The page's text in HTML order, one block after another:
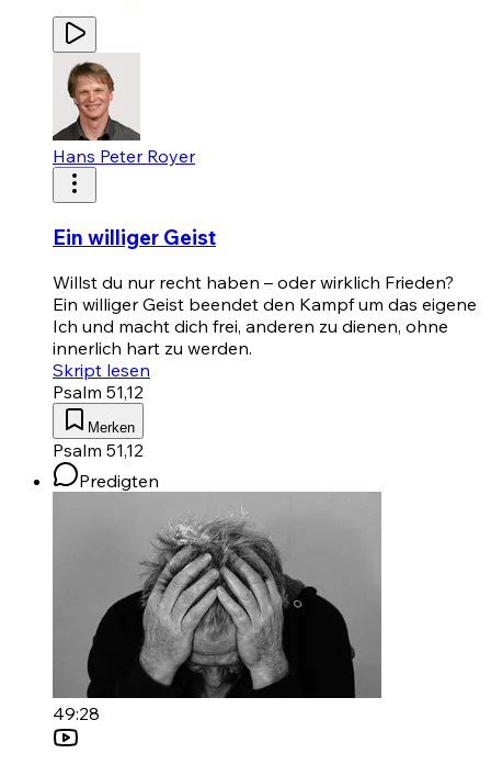
Hans Peter Royer
Ein williger Geist
Willst du nur recht haben – oder wirklich Frieden?
Ein williger Geist beendet den Kampf um das eigene
Ich und macht dich frei, anderen zu dienen, ohne
innerlich hart zu werden.
Skript lesen
Psalm 51,12
Merken
Psalm 51,12
Predigten
49:28